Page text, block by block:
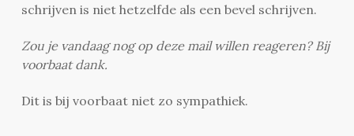
schrijven is niet hetzelfde als een bevel schrijven.
Zou je vandaag nog op deze mail willen reageren? Bij
voorbaat dank.
Dit is bij voorbaat niet zo sympathiek.